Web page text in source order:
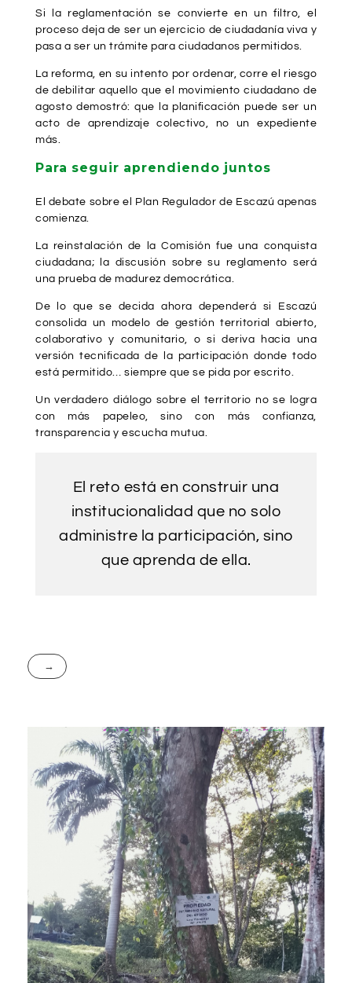
Si la reglamentación se convierte en un filtro, el
proceso deja de ser un ejercicio de ciudadanía viva y
pasa a ser un trámite para ciudadanos permitidos.
La reforma, en su intento por ordenar, corre el riesgo
de debilitar aquello que el movimiento ciudadano de
agosto demostró: que la planificación puede ser un
acto de aprendizaje colectivo, no un expediente
más.
Para seguir aprendiendo juntos
El debate sobre el Plan Regulador de Escazú apenas
comienza.
La reinstalación de la Comisión fue una conquista
ciudadana; la discusión sobre su reglamento será
una prueba de madurez democrática.
De lo que se decida ahora dependerá si Escazú
consolida un modelo de gestión territorial abierto,
colaborativo y comunitario, o si deriva hacia una
versión tecnificada de la participación donde todo
está permitido… siempre que se pida por escrito.
Un verdadero diálogo sobre el territorio no se logra
con más papeleo, sino con más confianza,
transparencia y escucha mutua.
El reto está en construir una
institucionalidad que no solo
administre la participación, sino
que aprenda de ella.